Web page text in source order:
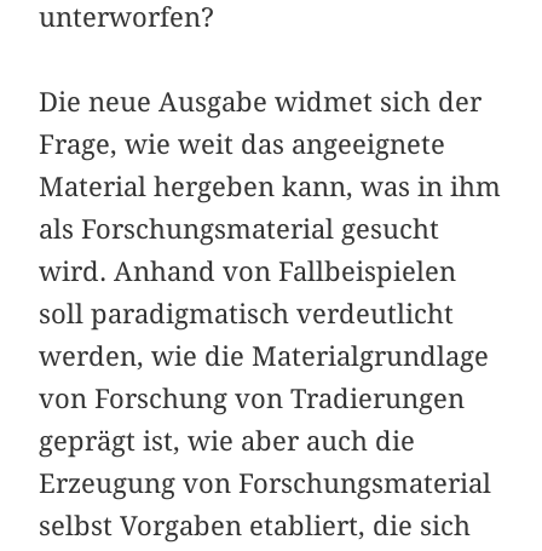
unterworfen?
Die neue Ausgabe widmet sich der
Frage, wie weit das angeeignete
Material hergeben kann, was in ihm
als Forschungsmaterial gesucht
wird. Anhand von Fallbeispielen
soll paradigmatisch verdeutlicht
werden, wie die Materialgrundlage
von Forschung von Tradierungen
geprägt ist, wie aber auch die
Erzeugung von Forschungsmaterial
selbst Vorgaben etabliert, die sich